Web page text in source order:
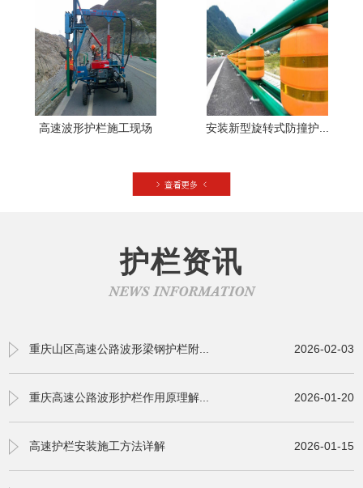
高速波形护栏施工现场 安装新型旋转式防撞护...
护栏资讯
NEWS INFORMATION
重庆山区高速公路波形梁钢护栏附... 2026-02-03
重庆高速公路波形护栏作用原理解... 2026-01-20
高速护栏安装施工方法详解 2026-01-15